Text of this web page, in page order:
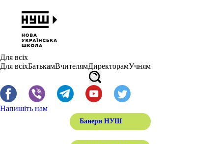
Для всіх
Для всіхБатькамВчителямДиректорамУчням
Напишіть нам
Банери НУШ